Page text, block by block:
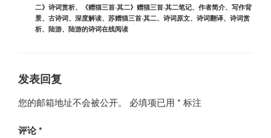
二》诗词赏析、 《赠猫三首·其二》赠猫三首·其二笔记、 作者简介、 写作背
景、 古诗词、 深度解读、 苏赠猫三首·其二、 诗词原文、 诗词翻译、 诗词赏
析、 陆游、 陆游的诗词在线阅读
发表回复
您的邮箱地址不会被公开。 必填项已用 * 标注
评论*